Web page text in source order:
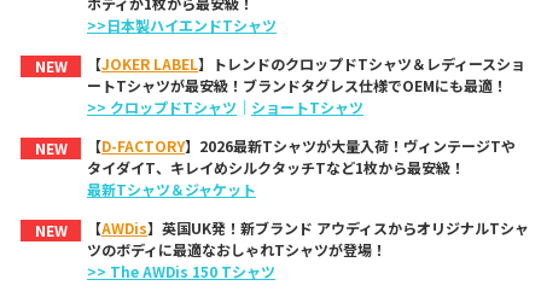
>>日本製ハイエンドTシャツ
NEW
【JOKER LABEL】トレンドのクロップドTシャツ＆レディースショ
ートTシャツが最安級！ブランドタグレス仕様でOEMにも最適！
>> クロップドTシャツ ｜ ショートTシャツ
NEW
【D-FACTORY】2026最新Tシャツが大量入荷！ヴィンテージTや
タイダイT、キレイめシルクタッチTなど1枚から最安級！
最新Tシャツ＆ジャケット
NEW
【AWDis】英国UK発！新ブランド アウディスからオリジナルTシャ
ツのボディに最適なおしゃれTシャツが登場！
>> The AWDis 150 Tシャツ